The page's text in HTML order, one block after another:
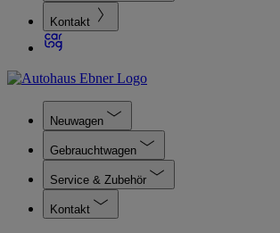
Kontakt
Neuwagen
Gebrauchtwagen
Service & Zubehör
Kontakt